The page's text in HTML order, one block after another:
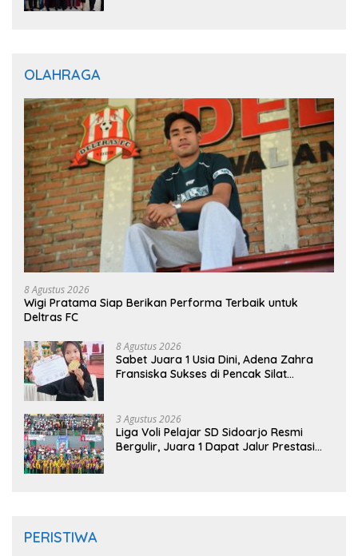
OLAHRAGA
8 Agustus 2026
Wigi Pratama Siap Berikan Performa Terbaik untuk
Deltras FC
8 Agustus 2026
Sabet Juara 1 Usia Dini, Adena Zahra
Fransiska Sukses di Pencak Silat
3 Agustus 2026
Liga Voli Pelajar SD Sidoarjo Resmi
Bergulir, Juara 1 Dapat Jalur Prestasi
PERISTIWA